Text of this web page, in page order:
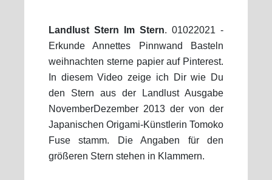
Landlust Stern Im Stern. 01022021 -
Erkunde Annettes Pinnwand Basteln
weihnachten sterne papier auf Pinterest.
In diesem Video zeige ich Dir wie Du
den Stern aus der Landlust Ausgabe
NovemberDezember 2013 der von der
Japanischen Origami-Künstlerin Tomoko
Fuse stamm. Die Angaben für den
größeren Stern stehen in Klammern.